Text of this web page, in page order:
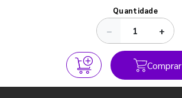
Quantidade
− +
Comprar